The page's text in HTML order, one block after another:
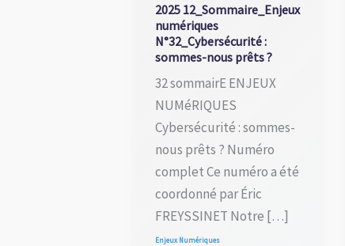
2025 12_Sommaire_Enjeux
numériques
N°32_Cybersécurité :
sommes-nous prêts ?
32 sommairE ENJEUX
NUMéRIQUES
Cybersécurité : sommes-
nous prêts ? Numéro
complet Ce numéro a été
coordonné par Éric
FREYSSINET Notre […]
Enjeux Numériques